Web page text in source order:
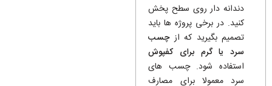
دندانه دار روی سطح پخش
کنید. در برخی پروژه ها باید
تصمیم بگیرید که ازچسب
سرد یا گرم برای کفپوش
استفاده شود. چسب های
سرد معمولا برای مصارف